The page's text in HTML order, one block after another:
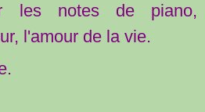
les notes de piano,
l'amour de la vie.